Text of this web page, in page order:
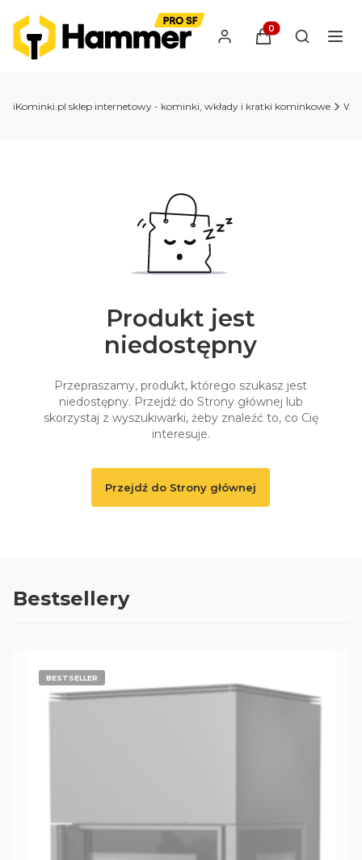
Produkty w
Otwórz
iKominki.pl sklep internetowy - kominki, wkłady i kratki kominkowe
Produkt jest
niedostępny
Przepraszamy, produkt, którego szukasz jest
niedostępny. Przejdź do Strony głównej lub
skorzystaj z wyszukiwarki, żeby znaleźć to, co Cię
interesuje.
Przejdź do Strony głównej
Bestsellery
BESTSELLER